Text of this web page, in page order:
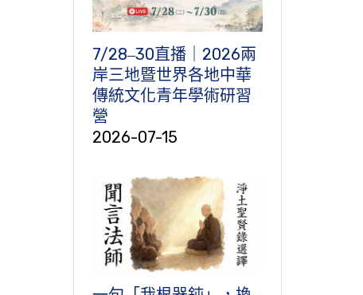
7/28‒30直播｜2026兩
岸三地暨世界各地中華
傳統文化青年學術研習
營
2026-07-15